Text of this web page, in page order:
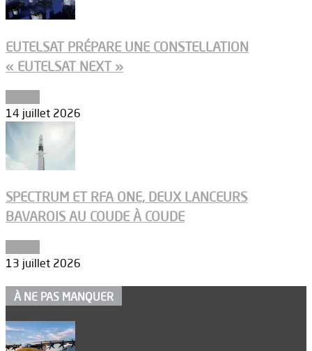
EUTELSAT PRÉPARE UNE CONSTELLATION
« EUTELSAT NEXT »
14 juillet 2026
SPECTRUM ET RFA ONE, DEUX LANCEURS
BAVAROIS AU COUDE À COUDE
13 juillet 2026
À NE PAS MANQUER